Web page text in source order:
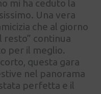
mi ha ceduto la
Una vera
che al giorno
resto” continua
per il meglio.
questa gara
nel panorama
perfetta e il